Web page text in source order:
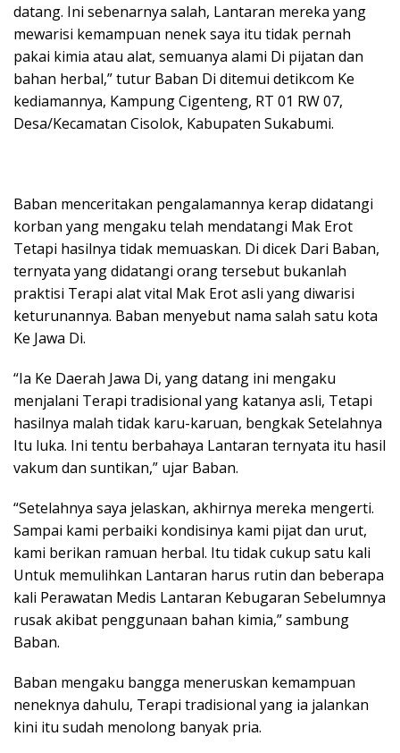
datang. Ini sebenarnya salah, Lantaran mereka yang
mewarisi kemampuan nenek saya itu tidak pernah
pakai kimia atau alat, semuanya alami Di pijatan dan
bahan herbal,” tutur Baban Di ditemui detikcom Ke
kediamannya, Kampung Cigenteng, RT 01 RW 07,
Desa/Kecamatan Cisolok, Kabupaten Sukabumi.
Baban menceritakan pengalamannya kerap didatangi
korban yang mengaku telah mendatangi Mak Erot
Tetapi hasilnya tidak memuaskan. Di dicek Dari Baban,
ternyata yang didatangi orang tersebut bukanlah
praktisi Terapi alat vital Mak Erot asli yang diwarisi
keturunannya. Baban menyebut nama salah satu kota
Ke Jawa Di.
“Ia Ke Daerah Jawa Di, yang datang ini mengaku
menjalani Terapi tradisional yang katanya asli, Tetapi
hasilnya malah tidak karu-karuan, bengkak Setelahnya
Itu luka. Ini tentu berbahaya Lantaran ternyata itu hasil
vakum dan suntikan,” ujar Baban.
“Setelahnya saya jelaskan, akhirnya mereka mengerti.
Sampai kami perbaiki kondisinya kami pijat dan urut,
kami berikan ramuan herbal. Itu tidak cukup satu kali
Untuk memulihkan Lantaran harus rutin dan beberapa
kali Perawatan Medis Lantaran Kebugaran Sebelumnya
rusak akibat penggunaan bahan kimia,” sambung
Baban.
Baban mengaku bangga meneruskan kemampuan
neneknya dahulu, Terapi tradisional yang ia jalankan
kini itu sudah menolong banyak pria.